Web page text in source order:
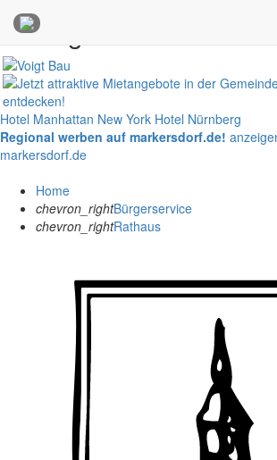
Anzeigen
Hotel Manhattan New York Hotel Nürnberg
Regional werben auf markersdorf.de!
markersdorf.de
Home
chevron_rightBürgerservice
chevron_rightRathaus